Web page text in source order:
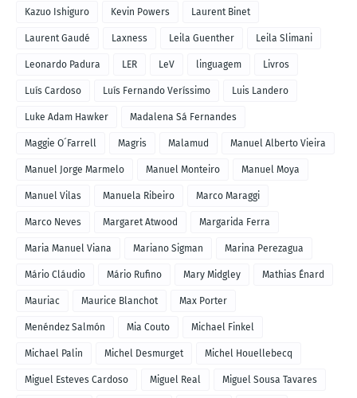
Kazuo Ishiguro Kevin Powers Laurent Binet
Laurent Gaudé Laxness Leila Guenther Leila Slimani
Leonardo Padura LER LeV linguagem Livros
Luís Cardoso Luís Fernando Veríssimo Luis Landero
Luke Adam Hawker Madalena Sá Fernandes
Maggie O´Farrell Magris Malamud Manuel Alberto Vieira
Manuel Jorge Marmelo Manuel Monteiro Manuel Moya
Manuel Vilas Manuela Ribeiro Marco Maraggi
Marco Neves Margaret Atwood Margarida Ferra
Maria Manuel Viana Mariano Sigman Marina Perezagua
Mário Cláudio Mário Rufino Mary Midgley Mathias Énard
Mauriac Maurice Blanchot Max Porter
Menéndez Salmón Mia Couto Michael Finkel
Michael Palin Michel Desmurget Michel Houellebecq
Miguel Esteves Cardoso Miguel Real Miguel Sousa Tavares